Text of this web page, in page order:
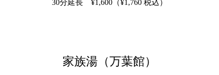
30分延長 ¥1,600（¥1,760 税込）
家族湯（万葉館）